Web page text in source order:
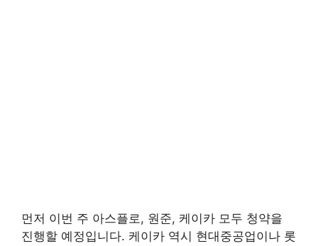
먼저 이번 주 아스플로, 원준, 케이카 모두 청약을
진행할 예정입니다. 케이카 역시 현대중공업이나 롯